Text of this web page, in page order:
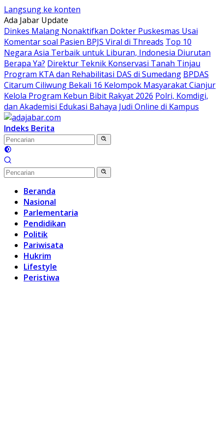
Langsung ke konten
Ada Jabar Update
Dinkes Malang Nonaktifkan Dokter Puskesmas Usai
Komentar soal Pasien BPJS Viral di Threads Top 10
Negara Asia Terbaik untuk Liburan, Indonesia Diurutan
Berapa Ya? Direktur Teknik Konservasi Tanah Tinjau
Program KTA dan Rehabilitasi DAS di Sumedang BPDAS
Citarum Ciliwung Bekali 16 Kelompok Masyarakat Cianjur
Kelola Program Kebun Bibit Rakyat 2026 Polri, Komdigi,
dan Akademisi Edukasi Bahaya Judi Online di Kampus
Indeks Berita
Beranda
Nasional
Parlementaria
Pendidikan
Politik
Pariwisata
Hukrim
Lifestyle
Peristiwa